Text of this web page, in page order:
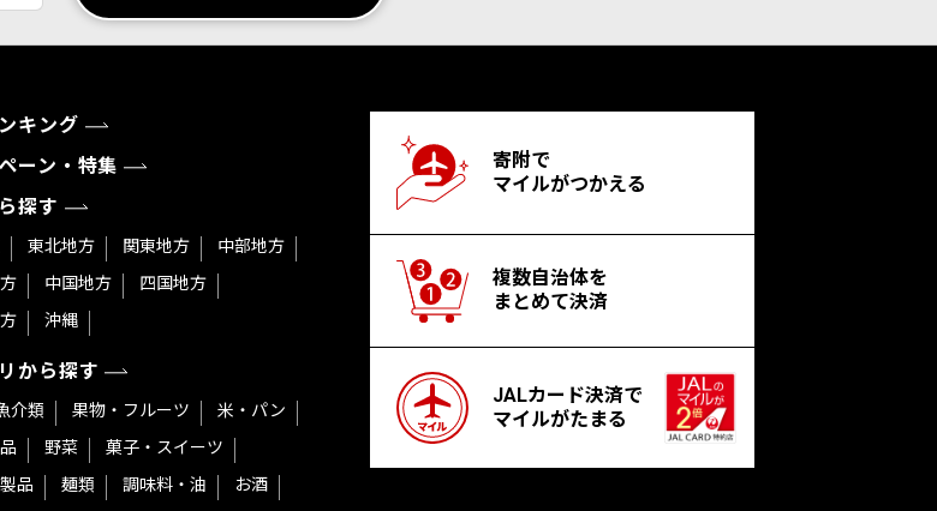
キング
ーン・特集
探す
東北地方 関東地方
中部地方
中国地方
四国地方
沖縄
から探す
介類 果物・フルーツ
米・パン
野菜
菓子・スイーツ
品
麺類 調味料・油 お酒
寄附で
マイルがつかえる
複数自治体を
まとめて決済
JALカード決済で
マイルがたまる